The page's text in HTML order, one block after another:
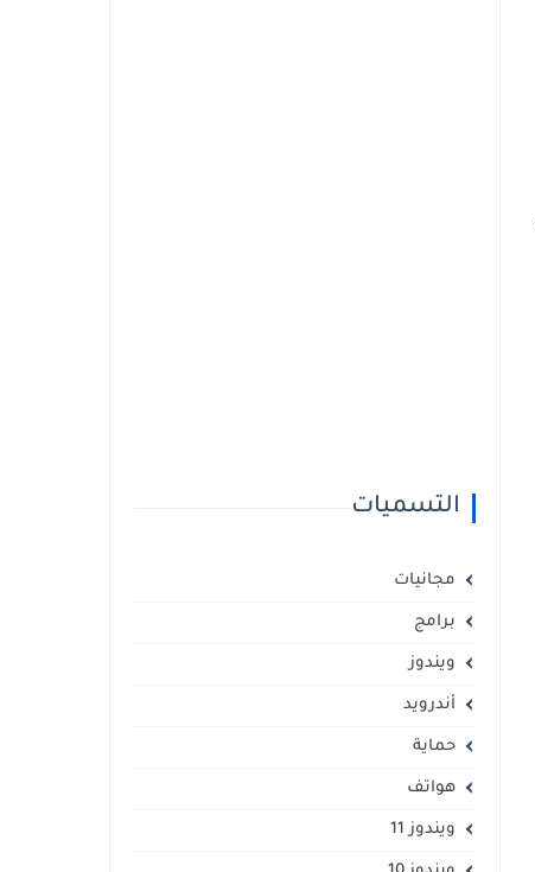
التسميات
مجانيات
برامج
ويندوز
أندرويد
حماية
هواتف
ويندوز 11